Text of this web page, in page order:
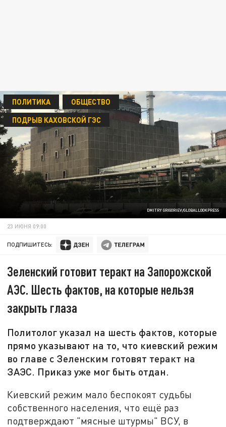
DMITRY GRIGORIEV/GLOBALLOOKPRESS
ПОЛИТИКА
ОБЩЕСТВО
ПОДРЫВ КАХОВСКОЙ ГЭС
23 ИЮНЯ 09:00
ПОДПИШИТЕСЬ:
Зеленский готовит теракт на Запорожской
АЭС. Шесть фактов, на которые нельзя
закрыть глаза
Политолог указал на шесть фактов, которые
прямо указывают на то, что киевский режим
во главе с Зеленским готовят теракт на
ЗАЭС. Приказ уже мог быть отдан.
Киевский режим мало беспокоят судьбы
собственного населения, что ещё раз
подтверждают "мясные штурмы" ВСУ, в